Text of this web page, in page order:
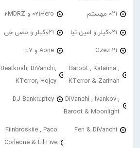
۰۲۱ مهستم 021Hero و 2MDRZ
۰۲۱کیلر و امین نیا ۰۲۱کیلر و مصی جی
21 Gzez Aone و E7
Baroot , Katarina ,
KTerror & Zarinah
Beatkosh, DiVanchi,
KTerror, Hojey
DiVanchi , Ivankov ,
Baroot & Moonlight
DJ Bankruptcy
Fen & DiVanchi
Fiinbroskiie , Paco
Corleone & Lil Five